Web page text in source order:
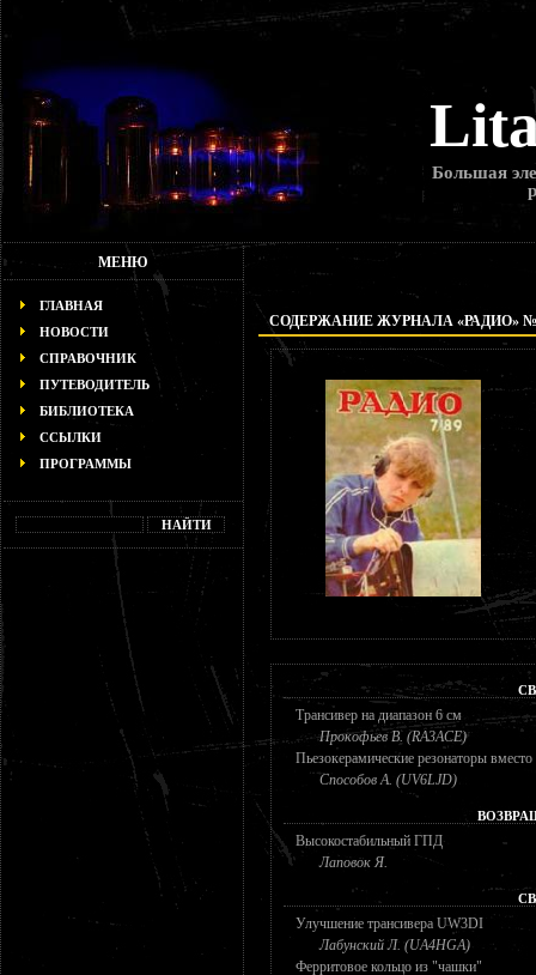
Большая
МЕНЮ
ГЛАВНАЯ
НОВОСТИ
СПРАВОЧНИК
ПУТЕВОДИТЕЛЬ
БИБЛИОТЕКА
ССЫЛКИ
ПРОГРАММЫ
СОДЕРЖАНИЕ ЖУРНАЛА «РАДИО» №
Трансивер на диапазон 6 см
Прокофьев В. (RA3ACE)
Пьезокерамические резонаторы
Способов А. (UV6LJD)
Высокостабильный ГПД
Лаповок Я.
Улучшение трансивера UW3DI
Лабунский Л. (UA4HGA)
Ферритовое кольцо из "чашки"